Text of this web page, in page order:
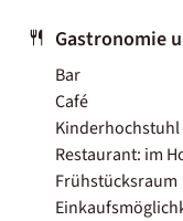
Gastronomie
Bar
Café
Kinderhochstuhl
Restaurant: im
Frühstücksraum